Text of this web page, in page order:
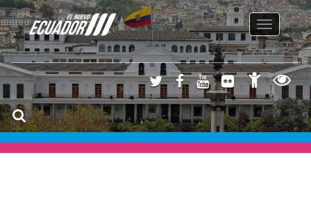
Toggle
navigation